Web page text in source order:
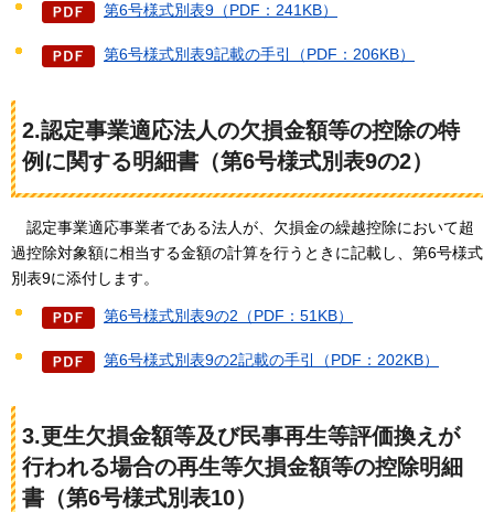
第6号様式別表9（PDF：241KB）
第6号様式別表9記載の手引（PDF：206KB）
2.認定事業適応法人の欠損金額等の控除の特
例に関する明細書（第6号様式別表9の2）
認定事業適応事業者である法人が、欠損金の繰越控除において超
過控除対象額に相当する金額の計算を行うときに記載し、第6号様式
別表9に添付します。
第6号様式別表9の2（PDF：51KB）
第6号様式別表9の2記載の手引（PDF：202KB）
3.更生欠損金額等及び民事再生等評価換えが
行われる場合の再生等欠損金額等の控除明細
書（第6号様式別表10）